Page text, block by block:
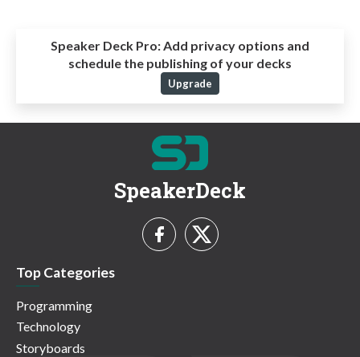
Speaker Deck Pro:Add privacy options and
schedule the publishing of your decks
Upgrade
SpeakerDeck
Top Categories
Programming
Technology
Storyboards